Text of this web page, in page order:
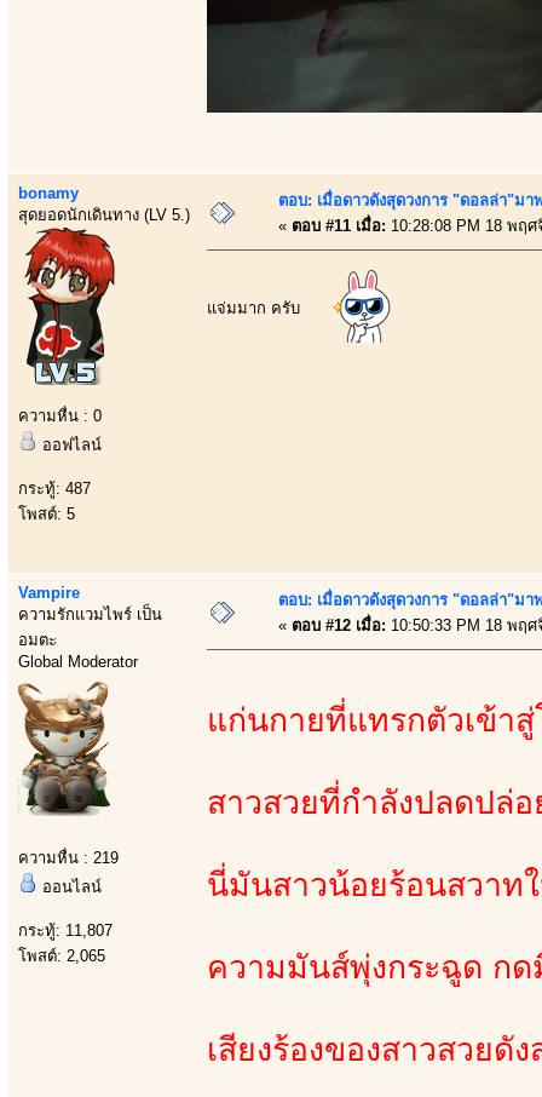
bonamy
สุดยอดนักเดินทาง (LV 5.)
ความหื่น : 0
ออฟไลน์
กระทู้: 487
โพสต์: 5
ตอบ: เมื่อดาวดังสุดวงการ "ดอลล่า"มา
« ตอบ #11 เมื่อ: 10:28:08 PM 18 พฤ
แจ่มมาก ครับ
Vampire
ความรักแวมไพร์ เป็น
อมตะ
Global Moderator
ความหื่น : 219
ออนไลน์
กระทู้: 11,807
โพสต์: 2,065
ตอบ: เมื่อดาวดังสุดวงการ "ดอลล่า"มา
« ตอบ #12 เมื่อ: 10:50:33 PM 18 พฤ
แก่นกายที่แทรกตัวเข้า
สาวสวยที่กำลังปลดป
นี่มันสาวน้อยร้อนสวาท
ความมันส์พุ่งกระฉูด ก
เสียงร้องของสาวสวย